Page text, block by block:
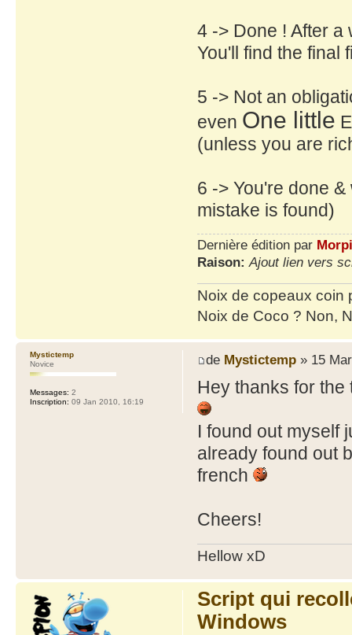
4 -> Done ! After
You'll find the final
5 -> Not an
even One little
(unless you are
6 -> You're done
mistake is found)
Dernière édition par
Raison: Ajout lien vers
Noix de copeaux coin
Noix de Coco ? Non,
de Mystictemp» 15
Hey thanks for
I found out myself
already found out
french
Cheers!
Hellow xD
Mystictemp
Novice
Messages: 2
Inscription: 09 Jan 2010, 16:19
Script qui
Windows